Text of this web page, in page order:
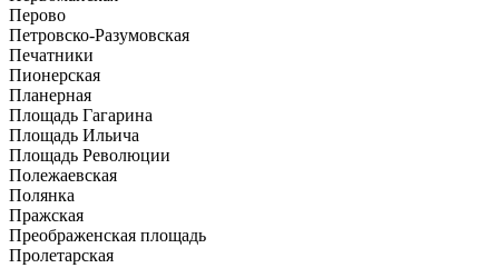
Перово
Петровско-Разумовская
Печатники
Пионерская
Планерная
Площадь Гагарина
Площадь Ильича
Площадь Революции
Полежаевская
Полянка
Пражская
Преображенская площадь
Пролетарская